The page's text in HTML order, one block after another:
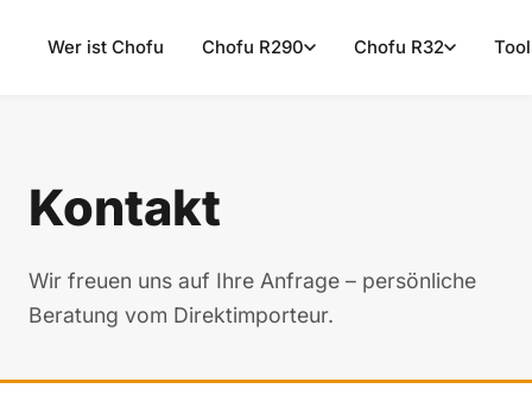
Wer ist Chofu Chofu R290 Chofu R32
Kontakt
Wir freuen uns auf Ihre Anfrage – persönliche
Beratung vom Direktimporteur.